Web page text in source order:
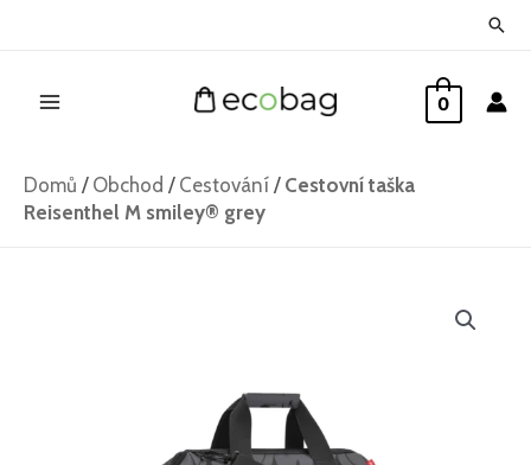
0
Domů / Obchod / Cestování / Cestovní taška
Reisenthel M smiley® grey